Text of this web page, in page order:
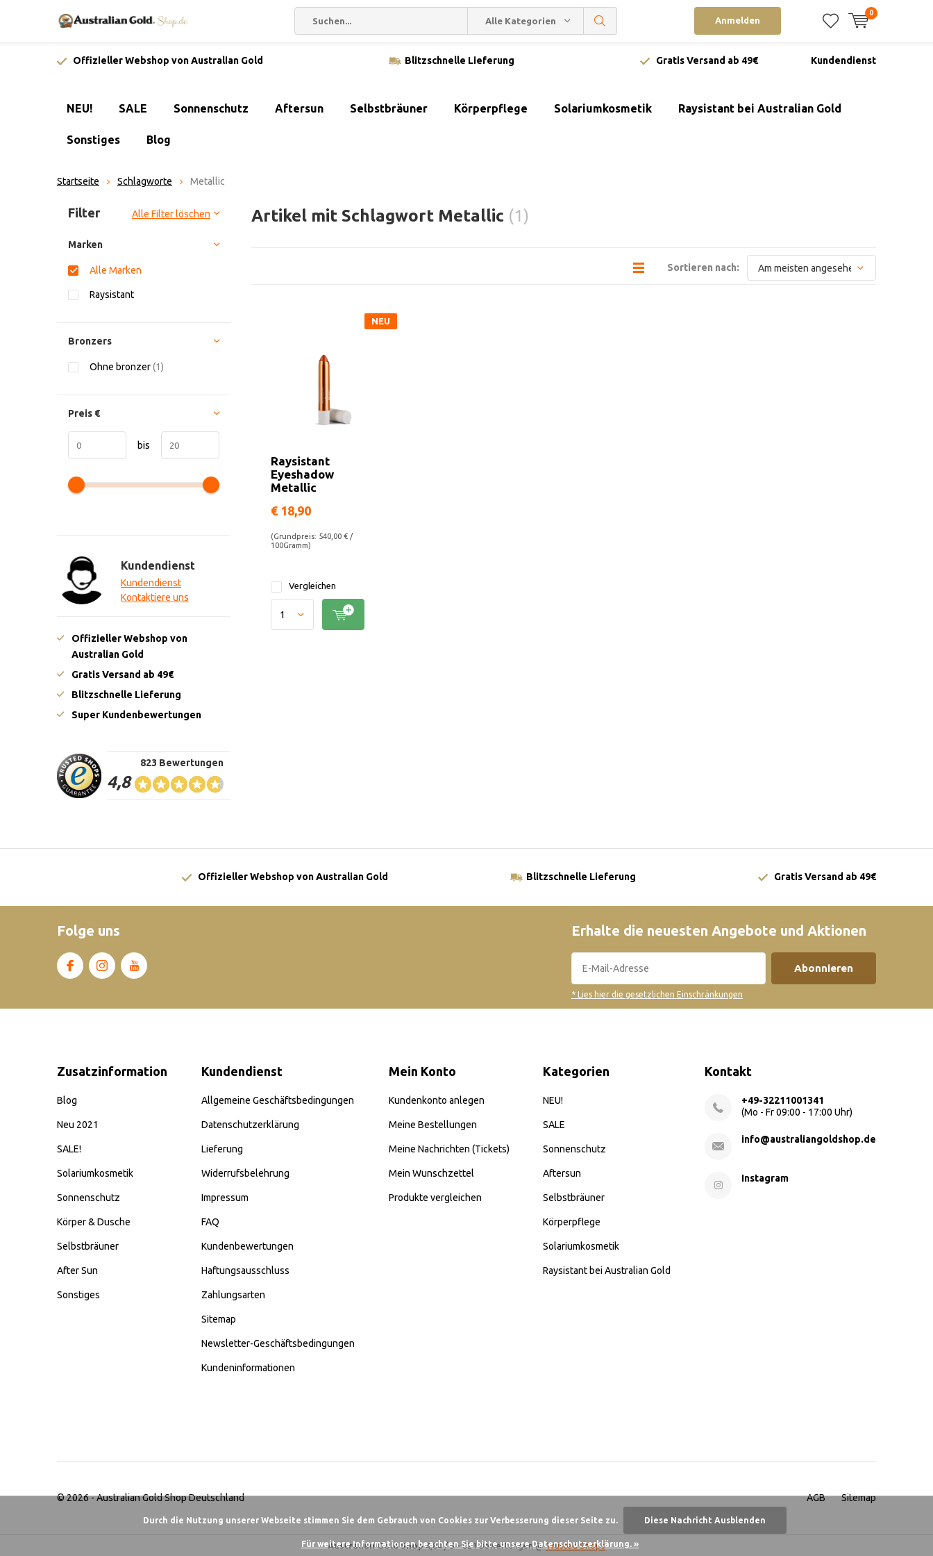
Alle Kategorien Anmelden
0
Offizieller Webshop von Australian Gold Blitzschnelle Lieferung Gratis Versand ab 49€ Kundendienst
NEU! SALE Sonnenschutz Aftersun Selbstbräuner Körperpflege Solariumkosmetik Raysistant bei Australian Gold
Sonstiges Blog
Startseite Schlagworte Metallic
Artikel mit Schlagwort Metallic (1)
Sortieren nach:
Raysistant
Eyeshadow
Metallic
NEU
€ 18,90
(Grundpreis: 540,00 € /
100Gramm)
Vergleichen
Sortieren nach:
Filter Alle Filter löschen
Marken
Alle Marken
Raysistant
Bronzers
Ohne bronzer(1)
Preis €
bis
Kundendienst
Kundendienst
Kontaktiere uns
Offizieller Webshop von
Australian Gold
Gratis Versand ab 49€
Blitzschnelle Lieferung
Super Kundenbewertungen
4,8
823 Bewertungen
Offizieller Webshop von Australian Gold Blitzschnelle Lieferung Gratis Versand ab 49€
Folge uns Erhalte die neuesten Angebote und Aktionen
Abonnieren
* Lies hier die gesetzlichen Einschränkungen
Zusatzinformation
Blog
Neu 2021
SALE!
Solariumkosmetik
Sonnenschutz
Körper & Dusche
Selbstbräuner
After Sun
Sonstiges
Kundendienst
Allgemeine Geschäftsbedingungen
Datenschutzerklärung
Lieferung
Widerrufsbelehrung
Impressum
FAQ
Kundenbewertungen
Haftungsausschluss
Zahlungsarten
Sitemap
Newsletter-Geschäftsbedingungen
Kundeninformationen
Mein Konto
Kundenkonto anlegen
Meine Bestellungen
Meine Nachrichten (Tickets)
Mein Wunschzettel
Produkte vergleichen
Kategorien
NEU!
SALE
Sonnenschutz
Aftersun
Selbstbräuner
Körperpflege
Solariumkosmetik
Raysistant bei Australian Gold
Kontakt
+49-32211001341
(Mo - Fr 09:00 - 17:00 Uhr)
info@australiangoldshop.de
Instagram
© 2026 -Australian Gold Shop Deutschland AGB Sitemap
Australian Gold Shop 4,84/5-621Bewertungen @Trusted Shops
Durch die Nutzung unserer Webseite stimmen Sie dem Gebrauch von Cookies zur Verbesserung dieser Seite zu. Diese Nachricht Ausblenden
Für weitere Informationen beachten Sie bitte unsere Datenschutzerklärung. »